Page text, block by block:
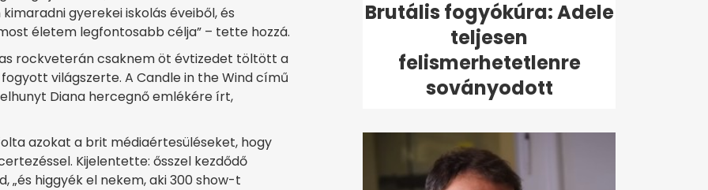
gyerekei iskolás éveiből, és
életem legfontosabb célja” – tette hozzá.
rockveterán csaknem öt évtizedet töltött a
világszerte. A Candle in the Wind című
Diana hercegnő emlékére írt,
azokat a brit médiaértesüléseket, hogy
Kijelentette: ősszel kezdődő
„és higgyék el nekem, aki 300 show-t
Brutális fogyókúra: Adele
teljesen
felismerhetetlenre
soványodott